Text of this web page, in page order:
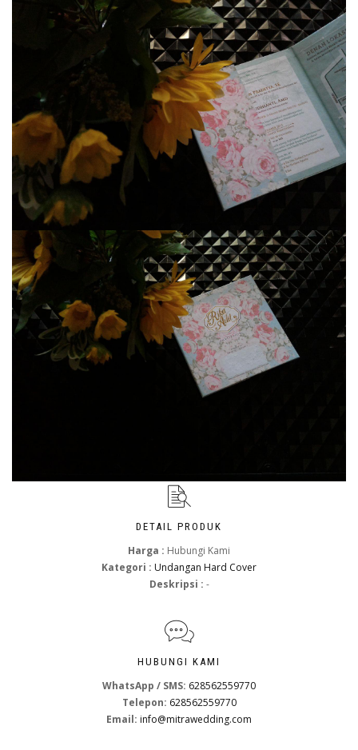
DETAIL PRODUK
Harga : Hubungi Kami
Kategori : Undangan Hard Cover
Deskripsi : -
HUBUNGI KAMI
WhatsApp / SMS: 628562559770
Telepon: 628562559770
Email: info@mitrawedding.com